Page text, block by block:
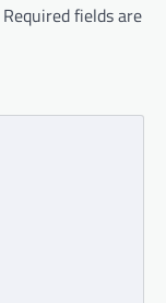
Required fields are